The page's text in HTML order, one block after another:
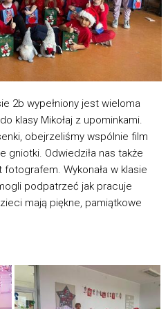
2b wypełniony jest wieloma
klasy Mikołaj z upominkami.
obejrzeliśmy wspólnie film
gniotki. Odwiedziła nas także
fotografem. Wykonała w klasie
podpatrzeć jak pracuje
mają piękne, pamiątkowe